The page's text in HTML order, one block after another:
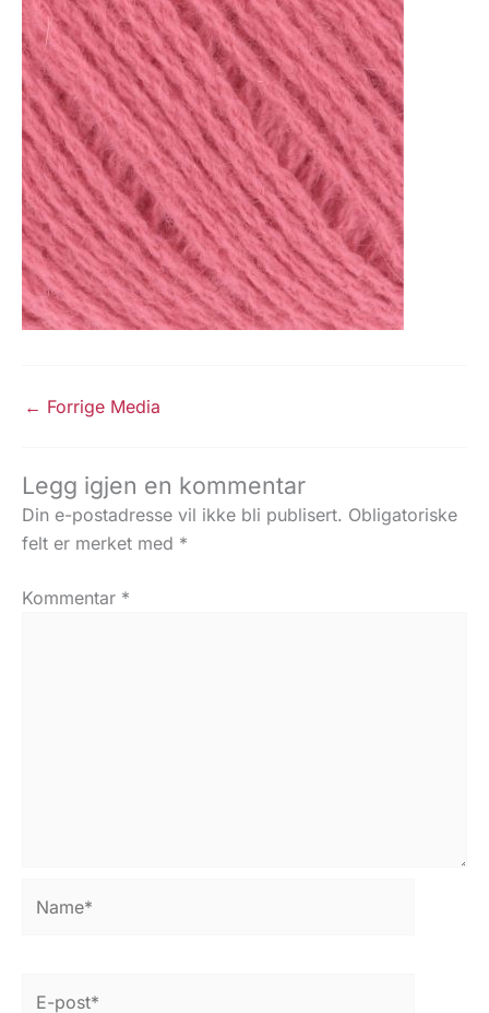
← Forrige Media
Legg igjen en kommentar
Din e-postadresse vil ikke bli publisert. Obligatoriske
felt er merket med *
Kommentar *